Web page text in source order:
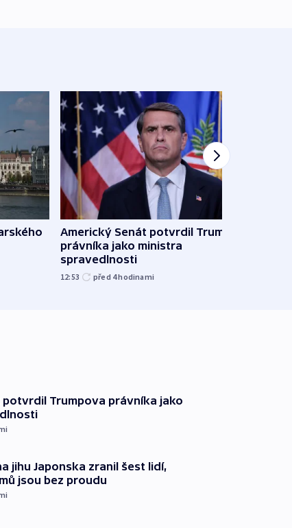
Americký Senát potvrdil Trumpova
právníka jako ministra
spravedlnosti
12:53 před 4hodinami
potvrdil Trumpova právníka jako
jihu Japonska zranil šest lidí,
jsou bez proudu